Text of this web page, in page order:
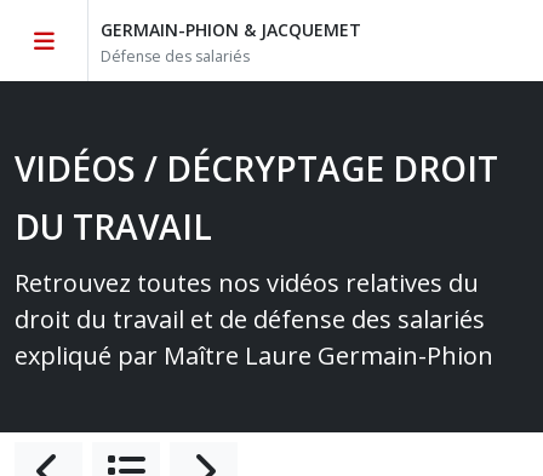
GERMAIN-PHION & JACQUEMET
Défense des salariés
VIDÉOS / DÉCRYPTAGE DROIT
DU TRAVAIL
Retrouvez toutes nos vidéos relatives du
droit du travail et de défense des salariés
expliqué par Maître Laure Germain-Phion